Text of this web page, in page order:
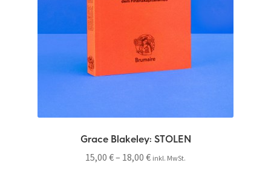
Grace Blakeley: STOLEN
15,00 €– 18,00 € inkl. MwSt.